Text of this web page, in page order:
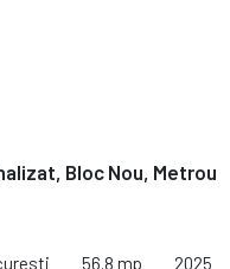
Bloc Nou, Metrou
56.8 mp 2025